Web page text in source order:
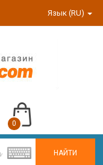
Язык (RU)
НАЙТИ
0